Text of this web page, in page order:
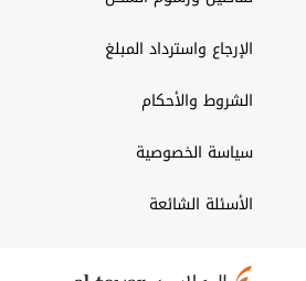
الإرجاع واسترداد المبلغ
الشروط والأحكام
سياسة الخصوصية
الأسئلة الشائعة